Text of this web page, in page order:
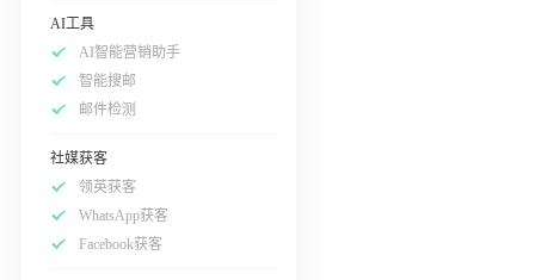
AI工具
AI智能营销助手
智能搜邮
邮件检测
社媒获客
领英获客
WhatsApp获客
Facebook获客